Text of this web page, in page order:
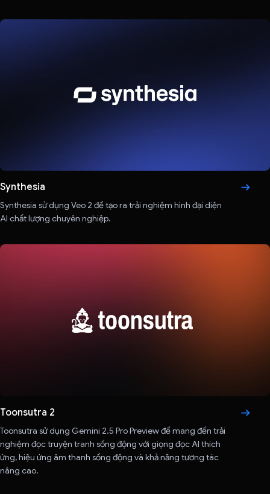
Synthesia
Synthesia sử dụng Veo 2 để tạo ra trải nghiệm hình đại diện
AI chất lượng chuyên nghiệp.
Toonsutra 2
Toonsutra sử dụng Gemini 2.5 Pro Preview để mang đến trải
nghiệm đọc truyện tranh sống động với giọng đọc AI thích
ứng, hiệu ứng âm thanh sống động và khả năng tương tác
nâng cao.